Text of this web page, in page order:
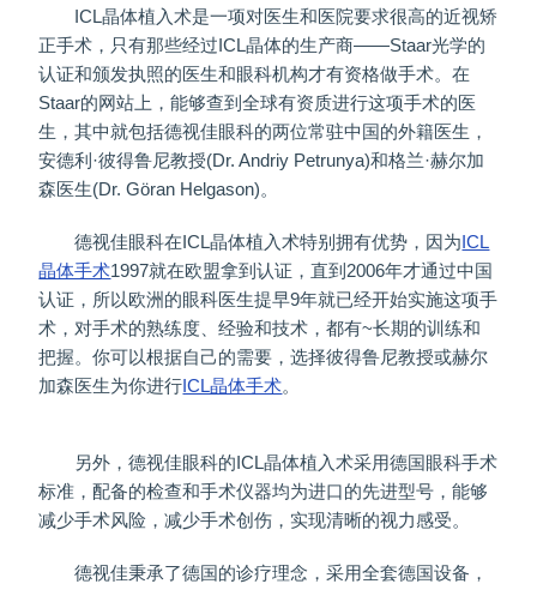
ICL晶体植入术是一项对医生和医院要求很高的近视矫
正手术，只有那些经过ICL晶体的生产商——Staar光学的
认证和颁发执照的医生和眼科机构才有资格做手术。在
Staar的网站上，能够查到全球有资质进行这项手术的医
生，其中就包括德视佳眼科的两位常驻中国的外籍医生，
安德利·彼得鲁尼教授(Dr. Andriy Petrunya)和格兰·赫尔加
森医生(Dr. Göran Helgason)。
德视佳眼科在ICL晶体植入术特别拥有优势，因为ICL
晶体手术1997就在欧盟拿到认证，直到2006年才通过中国
认证，所以欧洲的眼科医生提早9年就已经开始实施这项手
术，对手术的熟练度、经验和技术，都有~长期的训练和
把握。你可以根据自己的需要，选择彼得鲁尼教授或赫尔
加森医生为你进行ICL晶体手术。
另外，德视佳眼科的ICL晶体植入术采用德国眼科手术
标准，配备的检查和手术仪器均为进口的先进型号，能够
减少手术风险，减少手术创伤，实现清晰的视力感受。
德视佳秉承了德国的诊疗理念，采用全套德国设备，